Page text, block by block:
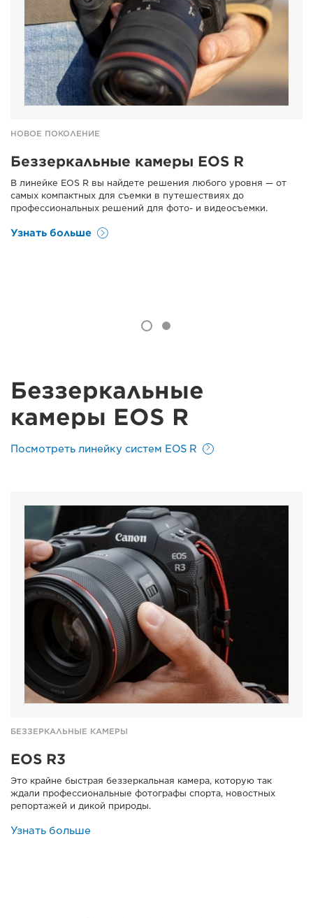
НОВОЕ ПОКОЛЕНИЕ
Беззеркальные камеры EOS R
В линейке EOS R вы найдете решения любого уровня — от
самых компактных для съемки в путешествиях до
профессиональных решений для фото- и видеосъемки.
Узнать больше
Беззеркальные
камеры EOS R
Посмотреть линейку систем EOS R
БЕЗЗЕРКАЛЬНЫЕ КАМЕРЫ
EOS R3
Это крайне быстрая беззеркальная камера, которую так
ждали профессиональные фотографы спорта, новостных
репортажей и дикой природы.
Узнать больше